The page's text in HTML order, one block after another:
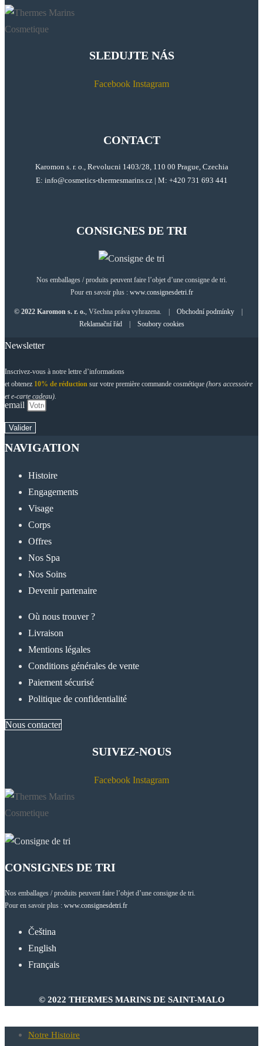
SLEDUJTE NÁS
Facebook Instagram
CONTACT
Karomon s. r. o., Revolucni 1403/28, 110 00 Prague, Czechia
E: info@cosmetics-thermesmarins.cz| M: +420 731 693 441
CONSIGNES DE TRI
Nos emballages / produits peuvent faire l’objet d’une consigne de tri.
Pour en savoir plus : www.consignesdetri.fr
© 2022 Karomon s. r. o., Všechna práva vyhrazena. | Obchodní podmínky|
Reklamační řád| Soubory cookies
Newsletter
Inscrivez-vous à notre lettre d’informations
et obtenez 10% de réduction sur votre première commande cosmétique (hors accessoire
et e-carte cadeau).
email
Valider
NAVIGATION
Histoire
Engagements
Visage
Corps
Offres
Nos Spa
Nos Soins
Devenir partenaire
Où nous trouver ?
Livraison
Mentions légales
Conditions générales de vente
Paiement sécurisé
Politique de confidentialité
Nous contacter
SUIVEZ-NOUS
Facebook Instagram
CONSIGNES DE TRI
Nos emballages / produits peuvent faire l’objet d’une consigne de tri.
Pour en savoir plus : www.consignesdetri.fr
Čeština
English
Français
© 2022 THERMES MARINS DE SAINT-MALO
Notre Histoire